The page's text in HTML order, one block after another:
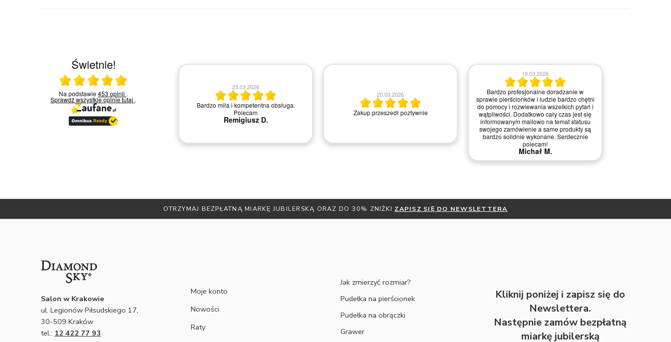
Świetnie!
Ocena średnia 5 na 5
Na podstawie453 opinii .
Sprawdź wszystkie opinietutaj .
23.03.2026
Bardzo miła i kompetentna obsługa.
Polecam
Remigiusz D.
20.03.2026
Zakup przeszedł poztywnie
Bardzo profesjonalne doradzanie w
sprawie pierścionków i ludzie bardzo chętni
do pomocy i rozwiewania wszelkich pytań i
wątpliwości. Dodatkowo cały czas jest się
polecam!
03.03.2026
Nie ma uwag. Konkretny towar
OTRZYMAJ BEZPŁATNĄ MIARKĘ JUBILERSKĄ ORAZ DO 30% ZNIŻKI ZAPISZ SIĘ DO NEWSLETTERA
Salon w Krakowie
ul. Legionów Piłsudskiego 17,
30-509 Kraków
tel.: 12 422 77 93
Moje konto
Nowości
Raty
Jak zmierzyć rozmiar?
Pudełka na pierścionek
Pudełka na obrączki
Grawer
Kliknij poniżej i zapisz się do
Newslettera.
Następnie zamów bezpłatną
miarkę jubilerską